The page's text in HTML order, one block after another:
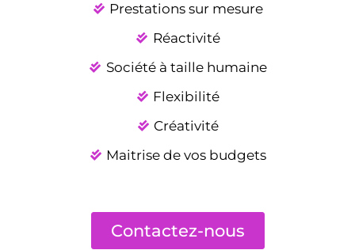
Prestations sur mesure
Réactivité
Société à taille humaine
Flexibilité
Créativité
Maitrise de vos budgets
Contactez-nous